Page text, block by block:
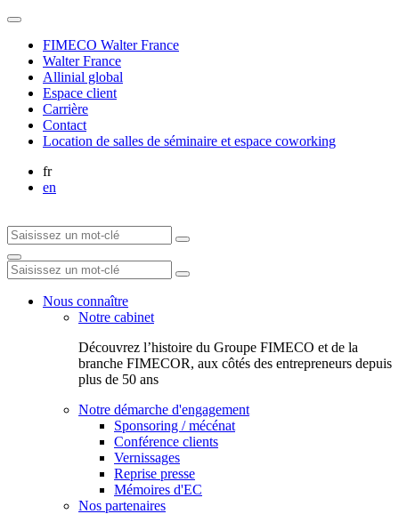
FIMECO Walter France
Walter France
Allinial global
Espace client
Carrière
Contact
Location de salles de séminaire et espace coworking
fr
en
Nous connaître
Notre cabinet
Découvrez l’histoire du Groupe FIMECO et de la
branche FIMECOR, aux côtés des entrepreneurs depuis
plus de 50 ans
Notre démarche d'engagement
Sponsoring / mécénat
Conférence clients
Vernissages
Reprise presse
Mémoires d'EC
Nos partenaires